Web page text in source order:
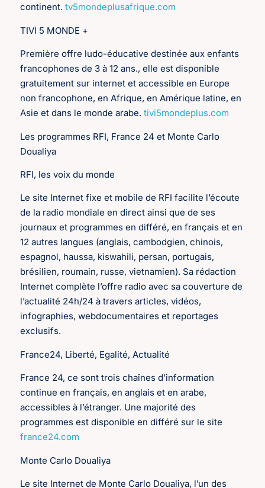
continent.tv5mondeplusafrique.com
TIVI 5 MONDE +
Première offre ludo-éducative destinée aux enfants
francophones de 3 à 12 ans., elle est disponible
gratuitement sur internet et accessible en Europe
non francophone, en Afrique, en Amérique latine, en
Asie et dans le monde arabe.tivi5mondeplus.com
Les programmes RFI, France 24 et Monte Carlo
Doualiya
RFI, les voix du monde
Le site Internet fixe et mobile de RFI facilite l’écoute
de la radio mondiale en direct ainsi que de ses
journaux et programmes en différé, en français et en
12 autres langues (anglais, cambodgien, chinois,
espagnol, haussa, kiswahili, persan, portugais,
brésilien, roumain, russe, vietnamien). Sa rédaction
Internet complète l’offre radio avec sa couverture de
l’actualité 24h/24 à travers articles, vidéos,
infographies, webdocumentaires et reportages
exclusifs.
France24, Liberté, Egalité, Actualité
France 24, ce sont trois chaînes d’information
continue en français, en anglais et en arabe,
accessibles à l’étranger. Une majorité des
programmes est disponible en différé sur le site
france24.com
Monte Carlo Doualiya
Le site Internet de Monte Carlo Doualiya, l’un des